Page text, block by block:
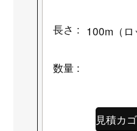
長さ :
数量 :